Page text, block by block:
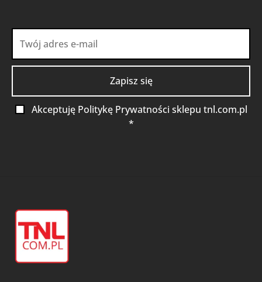
Akceptuję Politykę Prywatności sklepu tnl.com.pl
*